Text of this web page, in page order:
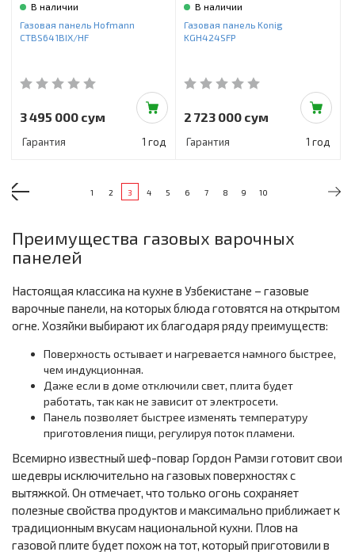
В наличии
Газовая панель Hofmann
CTBS641BIX/HF
3 495 000 сум
Гарантия 1 год
В наличии
Газовая панель Konig
KGH424SFP
2 723 000 сум
Гарантия 1 год
1 2 3 4 5 6 7 8 9 10
Преимущества газовых варочных
панелей
Настоящая классика на кухне в Узбекистане – газовые
варочные панели, на которых блюда готовятся на открытом
огне. Хозяйки выбирают их благодаря ряду преимуществ:
Поверхность остывает и нагревается намного быстрее,
чем индукционная.
Даже если в доме отключили свет, плита будет
работать, так как не зависит от электросети.
Панель позволяет быстрее изменять температуру
приготовления пищи, регулируя поток пламени.
Всемирно известный шеф-повар Гордон Рамзи готовит свои
шедевры исключительно на газовых поверхностях с
вытяжкой. Он отмечает, что только огонь сохраняет
полезные свойства продуктов и максимально приближает к
традиционным вкусам национальной кухни. Плов на
газовой плите будет похож на тот, который приготовили в